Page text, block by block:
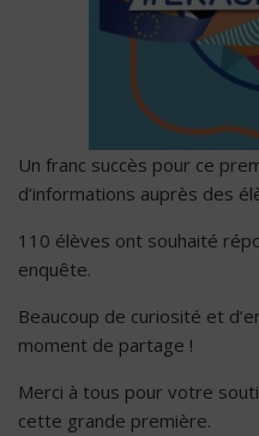
Un franc succès pour ce
d’informations auprès des
110 élèves ont souhaité
enquête.
Beaucoup de curiosité et
moment de partage !
Merci à tous pour votre
cette grande première.